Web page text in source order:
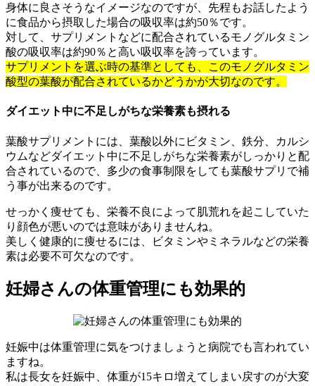
身体に良さそうなイメージなのですが、先程もお話したよう
に食品から摂取した場合の吸収率は約50％です。
対して、サプリメントなどに配合されているモノグルタミン
酸の吸収率は約90％と高い吸収率を誇っています。
サプリメントを選ぶ時の基準としても、このモノグルタミン
酸型の葉酸が配合されているかどうかが大切なのです。
ダイエット中に不足しがちな栄養素も摂れる
葉酸サプリメントには、葉酸以外にビタミン、鉄分、カルシ
ウムなどダイエット中に不足しがちな栄養素がしっかりと配
合されているので、多少の食事制限をしても葉酸サプリで補
う事が出来るのです。
せっかく痩せても、栄養不良によって肌荒れを起こしていた
り顔色が悪いのでは意味がありませんね。
美しく健康的に痩せるには、ビタミンやミネラルなどの栄養
素は必要不可欠なのです。
妊婦さんの体重管理にも効果的
妊娠中は体重管理に気をつけましょうと病院でも言われてい
ますね。
私は長女を妊娠中、体重が15キロ増えてしまい戻すのが大変